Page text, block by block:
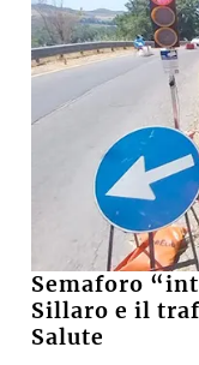
Semaforo
Sillaro e il
Salute